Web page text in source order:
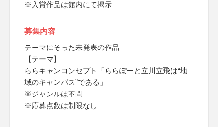
※入賞作品は館内にて掲示
募集内容
テーマにそった未発表の作品
【テーマ】
ららキャンコンセプト「ららぽーと立川立飛は“地
域のキャンパス”である」
※ジャンルは不問
※応募点数は制限なし